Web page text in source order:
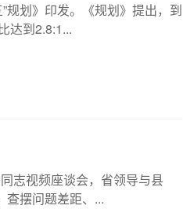
规划》印发。《规划》提出，到
达到2.8:1...
志视频座谈会，省领导与县
查摆问题差距、...